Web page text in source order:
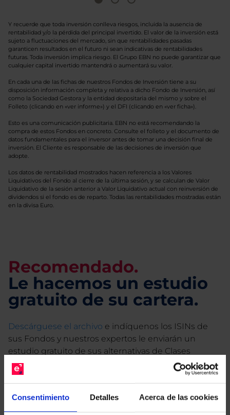
Consentimiento Detalles Acerca de las cookies
Y recuerde que toda inversión conlleva riesgos, incluida la ausencia de
rentabilidad y/o la pérdida del principal invertido. El valor de la inversión está
sujeto a fluctuaciones del mercado, sin que rentabilidades pasadas
garanticen resultados en el futuro ni sean indicativas de rentabilidades
futuras. Toda inversión implica riesgo. El Grupo EBN no puede garantizar que
cualquier capital invertido mantendrá o aumentará su valor.
En cada una de las fichas de nuestros Fondos de Inversión tiene a su
disposición información completa y relativa a dicho Fondo de Inversión, así
como la Sociedad Gestora y la entidad depositaria del mismo y sobre el
Folleto (clicando en «ver informe») y el DFI (clicando en «ver ficha»).
Esto es una comunicación publicitaria. EBN no está recomendando la
compra de estos Fondos en concreto. Consulte el folleto y el documento de
datos fundamentales para el inversor antes de tomar una decisión final de
inversión. El Cliente es responsable de las decisiones de inversión que
adopte.
Los datos de rentabilidad mostrados hacen referencia a los Valores
Liquidativos del Fondo al cierre de la última sesión, y se calculan de Valor
Liquidativo de la sesión anterior a Valor Liquidativo actual con reinversión de
dividendos si el fondo es de reparto. Todas las rentabilidades mostradas están
en la divisa Euro.
Recomendado.
Le hacemos un estudio
gratuito de su cartera.
Descárguese el archivo e indíquenos los ISINs de
sus Fondos y nuestros expertos le enviarán un
estudio gratuito de sus alternativas de Clases
Limpias con las que podrá ahorrar en sus costes.